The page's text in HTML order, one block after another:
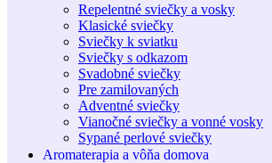
Repelentné sviečky a vosky
Klasické sviečky
Sviečky k sviatku
Sviečky s odkazom
Svadobné sviečky
Pre zamilovaných
Adventné sviečky
Vianočné sviečky a vonné vosky
Sypané perlové sviečky
Aromaterapia a vôňa domova